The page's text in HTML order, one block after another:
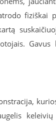
fiziškai